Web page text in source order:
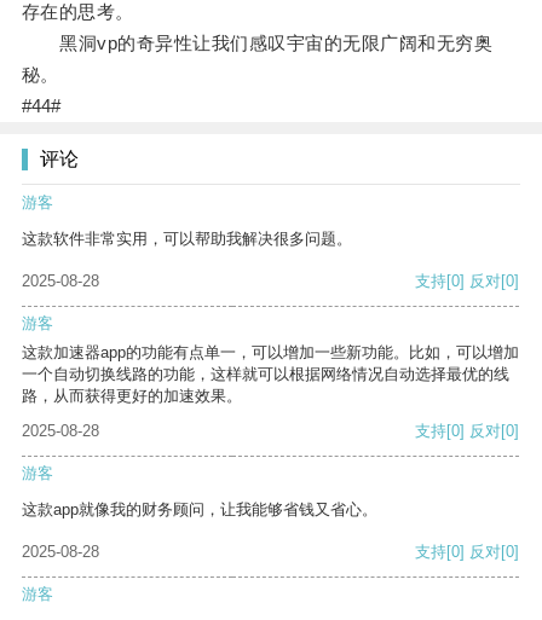
存在的思考。
黑洞vp的奇异性让我们感叹宇宙的无限广阔和无穷奥
秘。
#44#
评论
游客
这款软件非常实用，可以帮助我解决很多问题。
2025-08-28 支持[0] 反对[0]
游客
这款加速器app的功能有点单一，可以增加一些新功能。比如，可以增加
一个自动切换线路的功能，这样就可以根据网络情况自动选择最优的线
路，从而获得更好的加速效果。
2025-08-28
支持[0] 反对[0]
游客
这款app就像我的财务顾问，让我能够省钱又省心。
2025-08-28 支持[0] 反对[0]
游客